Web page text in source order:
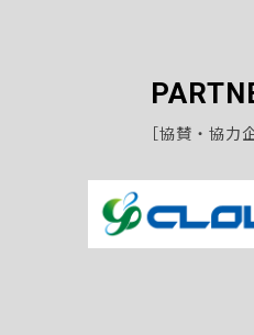
［協賛・協力